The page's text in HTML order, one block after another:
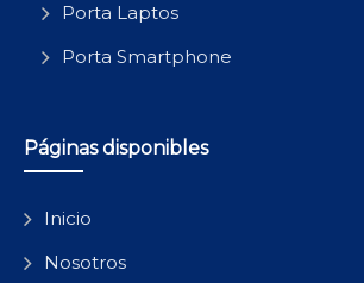
Porta Laptos
Porta Smartphone
Páginas disponibles
Inicio
Nosotros